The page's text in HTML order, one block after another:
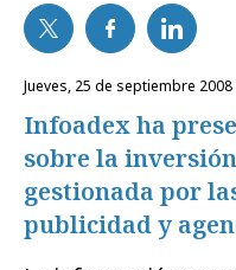
jueves, 25 de septiembre 2008
Infoadex ha
sobre la
gestionada por
publicidad y